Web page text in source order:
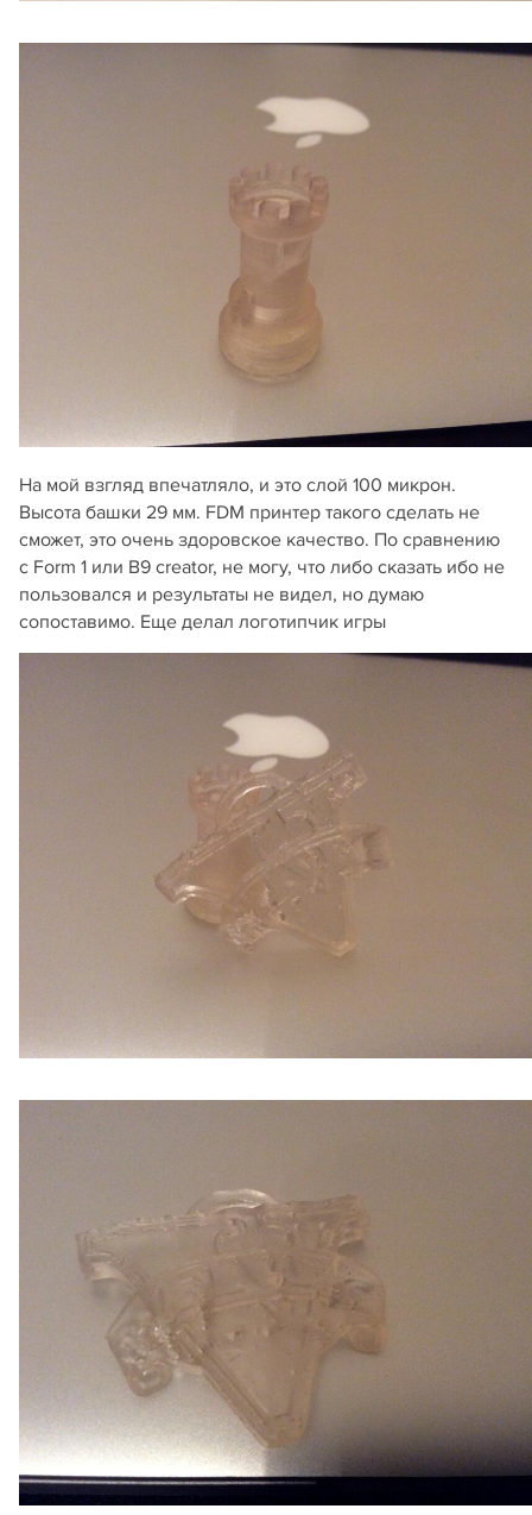
На мой взгляд впечатляло, и это слой 100 микрон.
Высота башки 29 мм. FDM принтер такого сделать не
сможет, это очень здоровское качество. По сравнению
с Form 1 или B9 creator, не могу, что либо сказать ибо не
пользовался и результаты не видел, но думаю
сопоставимо. Еще делал логотипчик игры